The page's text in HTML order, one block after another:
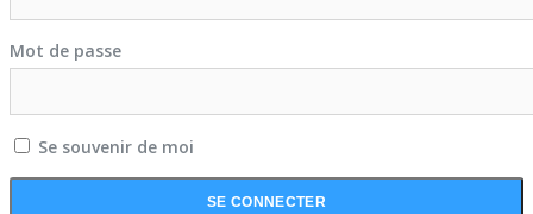
Mot de passe
Se souvenir de moi